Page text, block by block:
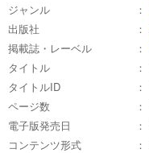
ジャンル
出版社
掲載誌・レーベル
タイトル
タイトルID
ページ数
電子版発売日
コンテンツ形式